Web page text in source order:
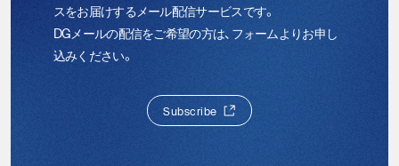
スをお届けするメール配信サービスです。
DGメールの配信をご希望の方は、フォームよりお申し
込みください。
Subscribe
Subscribe